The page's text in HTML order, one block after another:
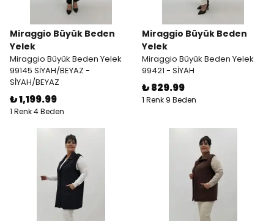
Miraggio Büyük Beden
Yelek
Miraggio Büyük Beden Yelek
99145 SİYAH/BEYAZ -
SİYAH/BEYAZ
₺ 1,199.99
1 Renk 4 Beden
Miraggio Büyük Beden
Yelek
Miraggio Büyük Beden Yelek
99421 - SİYAH
₺ 829.99
1 Renk 9 Beden